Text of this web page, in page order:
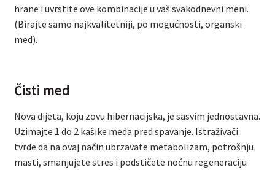
hrane i uvrstite ove kombinacije u vaš svakodnevni meni.
(Birajte samo najkvalitetniji, po mogućnosti, organski
med).
Čisti med
Nova dijeta, koju zovu hibernacijska, je sasvim jednostavna.
Uzimajte 1 do 2 kašike meda pred spavanje. Istraživači
tvrde da na ovaj način ubrzavate metabolizam, potrošnju
masti, smanjujete stres i podstičete noćnu regeneraciju